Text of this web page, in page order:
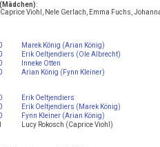
:
Viohl, Nele Gerlach, Emma Fuchs,
Marek König (Arian König)
Erik Oeltjendiers (Ole Albrecht)
Inneke Otten
Arian König (Fynn Kleiner)
Erik Oeltjendiers
Erik Oeltjendiers (Marek König)
Fynn Kleiner (Arian König)
Lucy Rokosch (Caprice Viohl)